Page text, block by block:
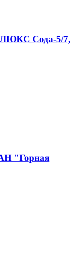
Сода-5/7,
"Горная